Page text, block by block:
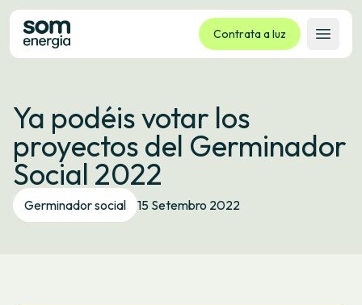
Contrata a luz
Abrir
Tarifas
Servizos
Empresas
La cooperativa
Contacto
Ya podéis votar los
proyectos del Germinador
Social 2022
Germinador social 15 Setembro 2022